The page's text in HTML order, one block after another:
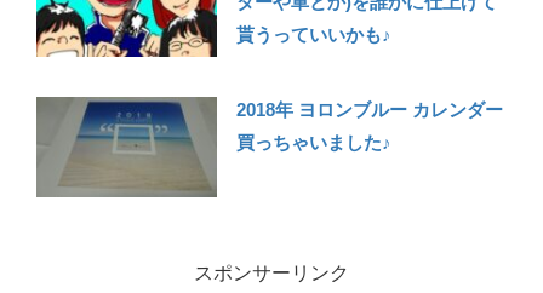
貰うっていいかも♪
2018年 ヨロンブルー カレンダー
買っちゃいました♪
スポンサーリンク